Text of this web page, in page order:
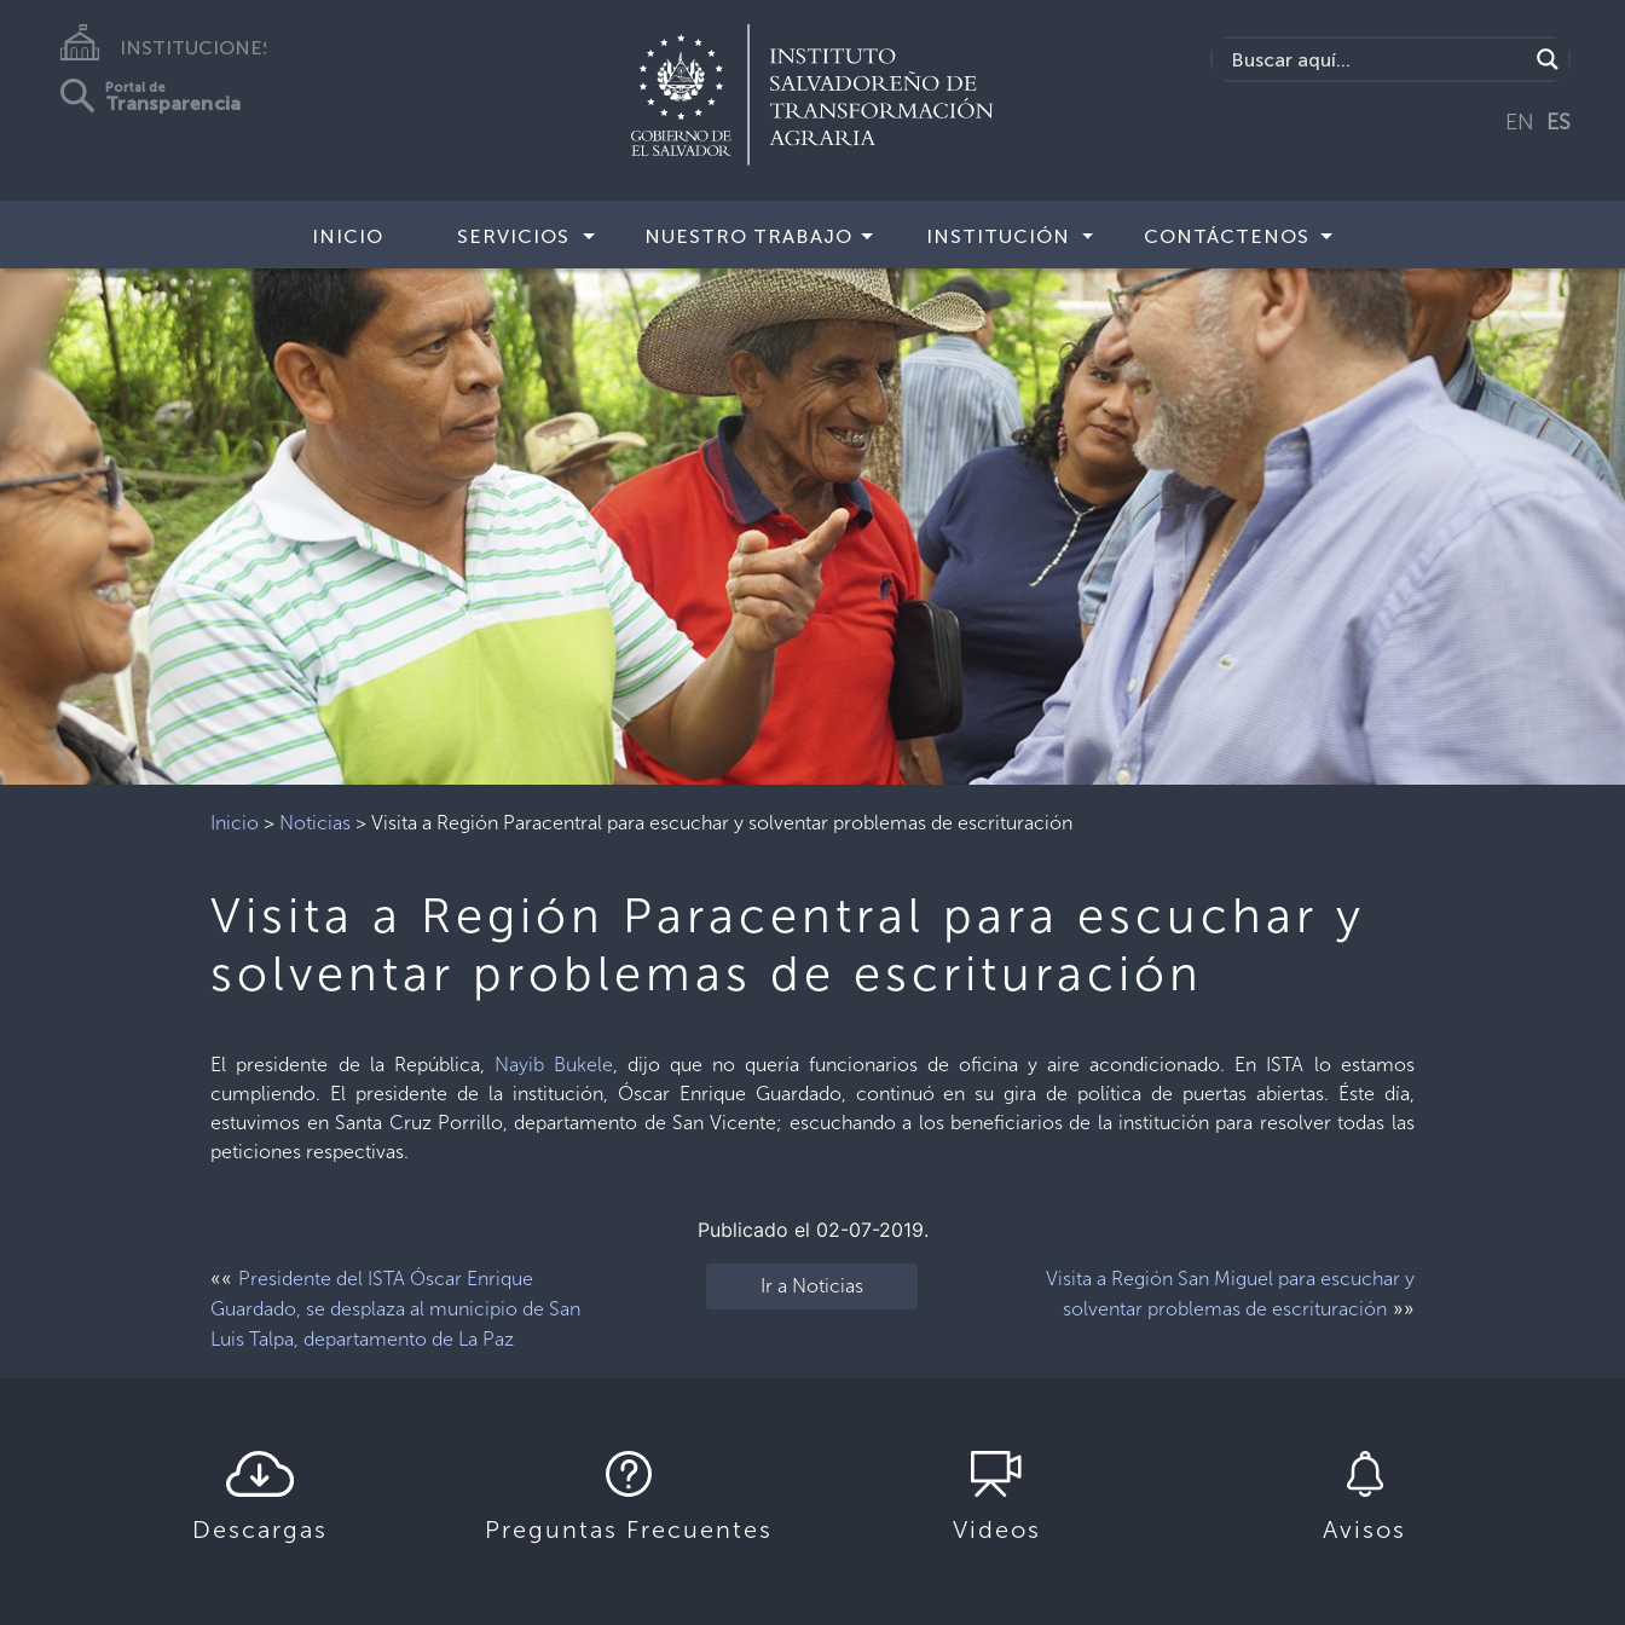
INSTITUCIONES
Portal de
Transparencia
EN ES
INICIO SERVICIOS NUESTRO TRABAJO INSTITUCIÓN CONTÁCTENOS
Inicio > Noticias >Visita a Región Paracentral para escuchar y solventar problemas de escrituración
Visita a Región Paracentral para escuchar y
solventar problemas de escrituración
El presidente de la República, Nayib Bukele, dijo que no quería funcionarios de oficina y aire acondicionado. En ISTA lo estamos
cumpliendo. El presidente de la institución, Óscar Enrique Guardado, continuó en su gira de política de puertas abiertas. Éste día,
estuvimos en Santa Cruz Porrillo, departamento de San Vicente; escuchando a los beneficiarios de la institución para resolver todas las
peticiones respectivas.
Publicado el 02-07-2019.
«« Presidente del ISTA Óscar Enrique
Guardado, se desplaza al municipio de San
Luis Talpa, departamento de La Paz
Ir a Noticias
Visita a Región San Miguel para escuchar y
solventar problemas de escrituración»»
Descargas Preguntas Frecuentes Videos Avisos